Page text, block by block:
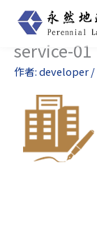
service-01
作者:developer/